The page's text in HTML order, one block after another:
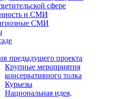
сфере
и СМИ
СМИ
предыдущего проекта
Крупные мероприятия
консервативного толка
Курьезы
Национальная идея,